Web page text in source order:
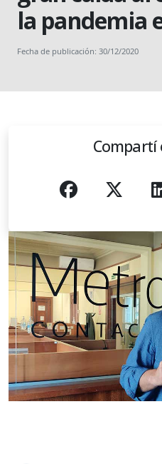
la pandemia
Fecha de publicación: 30/12/2020
Compartí